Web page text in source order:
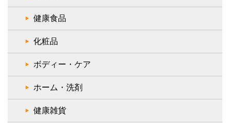
健康食品
化粧品
ボディー・ケア
ホーム・洗剤
健康雑貨